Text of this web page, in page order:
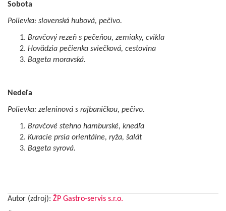
Sobota
Polievka: slovenská hubová, pečivo.
Bravčový rezeň s pečeňou, zemiaky, cvikla
Hovädzia pečienka sviečková, cestovina
Bageta moravská.
Nedeľa
Polievka: zeleninová s rajbaničkou, pečivo.
Bravčové stehno hamburské, knedľa
Kuracie prsia orientálne, ryža, šalát
Bageta syrová.
Autor (zdroj): ŽP Gastro-servis s.r.o.